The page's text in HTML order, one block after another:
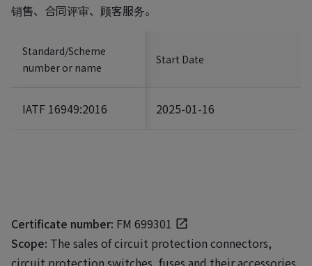
销售、合同评审、顾客服务。
Standard/Scheme
number or name
Start Date
IATF 16949:2016 2025-01-16
Certificate number: FM 699301
Scope: The sales of circuit protection connectors,
circuit protection switches, fuses and their accessories.